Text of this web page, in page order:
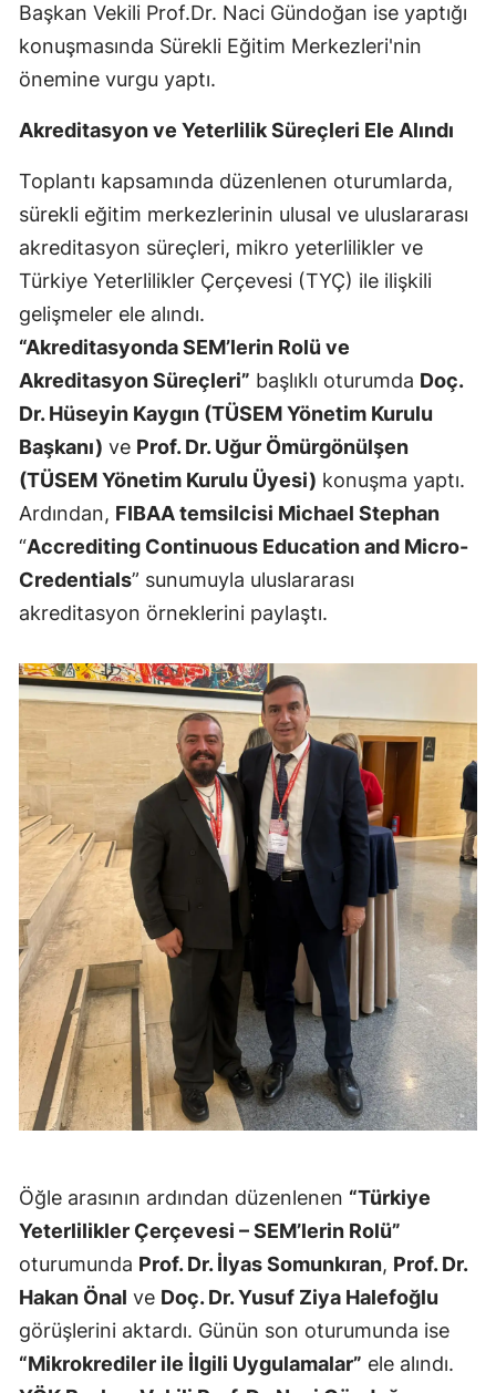
Kahramanmaraş
Muğla
Nevşehir
Niğde
Rize
Sakarya
Samsun
Siirt
Sinop
Sivas
Tokat
Tunceli
Şanlıurfa
Uşak
Yozgat
Zonguldak
Aksaray
Bayburt
Karaman
Batman
Şırnak
Bartın
Başkan Vekili Prof.Dr. Naci Gündoğan ise yaptığı
konuşmasında Sürekli Eğitim Merkezleri'nin
önemine vurgu yaptı.
Akreditasyon ve Yeterlilik Süreçleri Ele Alındı
Toplantı kapsamında düzenlenen oturumlarda,
sürekli eğitim merkezlerinin ulusal ve uluslararası
akreditasyon süreçleri, mikro yeterlilikler ve
Türkiye Yeterlilikler Çerçevesi (TYÇ) ile ilişkili
gelişmeler ele alındı.
“Akreditasyonda SEM’lerin Rolü ve
Akreditasyon Süreçleri” başlıklı oturumda Doç.
Dr. Hüseyin Kaygın (TÜSEM Yönetim Kurulu
Başkanı) ve Prof. Dr. Uğur Ömürgönülşen
(TÜSEM Yönetim Kurulu Üyesi) konuşma yaptı.
Ardından, FIBAA temsilcisi Michael Stephan
“Accrediting Continuous Education and Micro-
Credentials” sunumuyla uluslararası
akreditasyon örneklerini paylaştı.
Öğle arasının ardından düzenlenen “Türkiye
Yeterlilikler Çerçevesi – SEM’lerin Rolü”
oturumunda Prof. Dr. İlyas Somunkıran, Prof. Dr.
Hakan Önal ve Doç. Dr. Yusuf Ziya Halefoğlu
görüşlerini aktardı. Günün son oturumunda ise
“Mikrokrediler ile İlgili Uygulamalar” ele alındı.